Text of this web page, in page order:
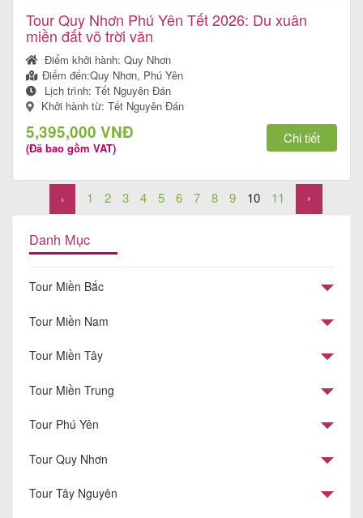
Tour Quy Nhơn Phú Yên Tết 2026: Du xuân
miền đất võ trời văn
Điểm khởi hành:Quy Nhơn
Điểm đến:Quy Nhơn, Phú Yên
Lịch trình:Tết Nguyên Đán
Khởi hành từ: Tết Nguyên Đán
5,395,000 VNĐ
(Đã bao gồm VAT)
Chi tiết
‹ 1 2 3 4 5 6 7 8 9 10 11 ›
Danh Mục
Tour Miền Bắc
Tour Miền Nam
Tour Miền Tây
Tour Miền Trung
Tour Phú Yên
Tour Quy Nhơn
Tour Tây Nguyên